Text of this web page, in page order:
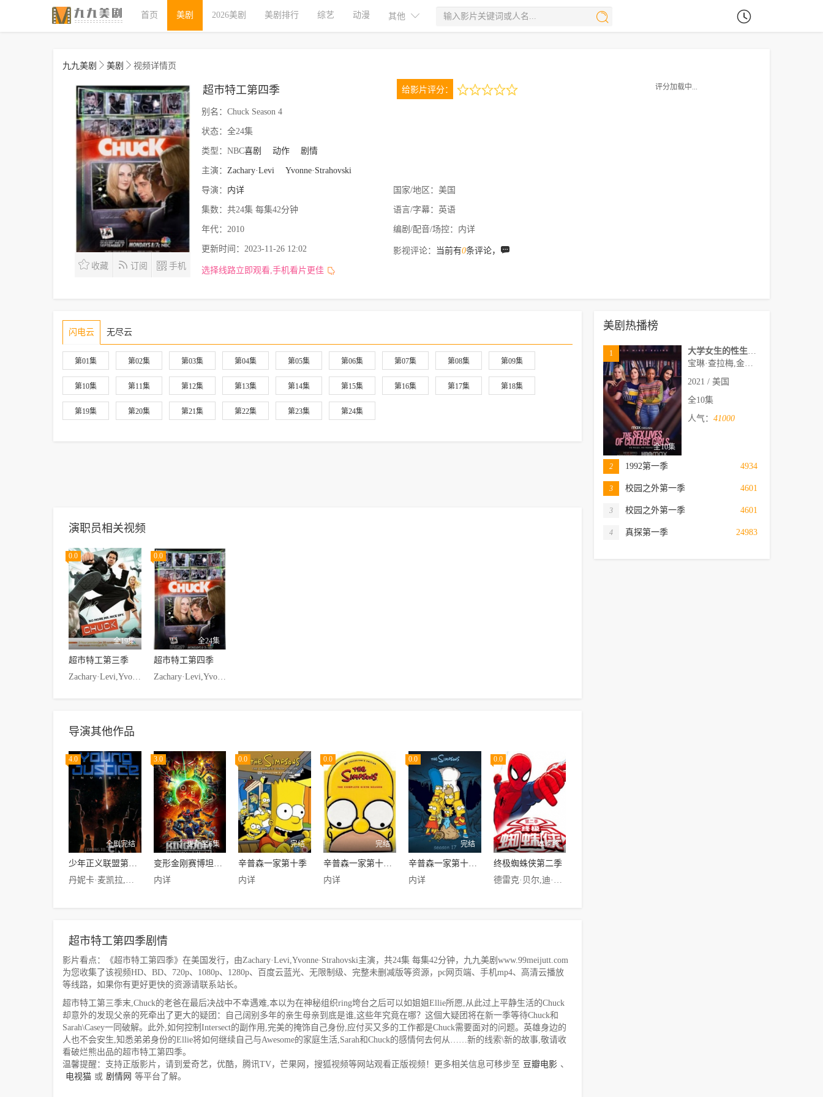
首页 美剧 2026美剧 美剧排行 综艺 动漫 其他
九九美剧 美剧 视频详情页
收藏 订阅 手机
给影片评分：
超市特工第四季
别名： Chuck Season 4
状态： 全24集
类型： NBC喜剧 动作 剧情
主演： Zachary·Levi Yvonne·Strahovski
导演： 内详 国家/地区： 美国
集数： 共24集 每集42分钟 语言/字幕： 英语
年代： 2010 编剧/配音/场控： 内详
更新时间： 2023-11-26 12:02 影视评论： 当前有0条评论，
选择线路立即观看,手机看片更佳
评分加载中...
闪电云 无尽云
第01集 第02集 第03集 第04集 第05集 第06集 第07集 第08集 第09集
第10集 第11集 第12集 第13集 第14集 第15集 第16集 第17集 第18集
第19集 第20集 第21集 第22集 第23集 第24集
演职员相关视频
0.0
全19集
超市特工第三季
0.0
全24集
超市特工第四季
Zachary·Levi,Yvonne·Strahovski
导演其他作品
4.0
全剧完结
少年正义联盟第二季
丹妮卡·麦凯拉,诺兰·诺斯,Jason·Spisak,Cameron·Bowen,莱西·沙伯特,蒂姆·克里,布鲁斯·格林伍德,Logan·Grove
3.0
更新至6集
变形金刚赛博坦之战第三季
内详
0.0
完结
辛普森一家第十季
内详
0.0
完结
辛普森一家第十六季
内详
0.0
完结
辛普森一家第十七季
内详
0.0
本季终
终极蜘蛛侠第二季
德雷克·贝尔,迪·布拉雷·贝克尔,Ogie·Banks
超市特工第四季剧情
影片看点：《超市特工第四季》在美国发行，由Zachary·Levi,Yvonne·Strahovski主演，共24集 每集42分钟，九九美剧www.99meijutt.com
为您收集了该视频HD、BD、720p、1080p、1280p、百度云蓝光、无限制级、完整未删减版等资源，pc网页端、手机mp4、高清云播放
等线路，如果你有更好更快的资源请联系站长。
超市特工第三季末,Chuck的老爸在最后决战中不幸遇难,本以为在神秘组织ring垮台之后可以如姐姐Ellie所愿,从此过上平静生活的Chuck
却意外的发现父亲的死牵出了更大的疑团：自己阔别多年的亲生母亲到底是谁,这些年究竟在哪？这個大疑团将在新一季等待Chuck和
Sarah\Casey一同破解。此外,如何控制Intersect的副作用,完美的掩饰自己身份,应付买又多的工作都是Chuck需要面对的问题。英雄身边的
人也不会安生,知悉弟弟身份的Ellie将如何继续自己与Awesome的家庭生活,Sarah和Chuck的感情何去何从……新的线索\新的故事,敬请收
看破烂熊出品的超市特工第四季。
温馨提醒：支持正版影片，请到爱奇艺，优酷，腾讯TV，芒果网，搜狐视频等网站观看正版视频！更多相关信息可移步至 豆瓣电影 、
电视猫 或 剧情网 等平台了解。
美剧热播榜
全10集
1
2021 / 美国
全10集
人气：41000
2 1992第一季 4934
3 校园之外第一季 4601
3 校园之外第一季 4601
4 真探第一季 24983